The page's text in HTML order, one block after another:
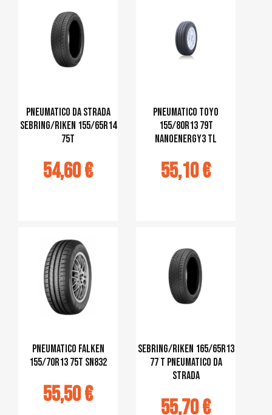
Pneumatico da strada
Sebring/Riken 155/65R14
75T
54,60 €
Pneumatico Toyo
155/80R13 79T
Nanoenergy3 TL
55,10 €
Pneumatico Falken
155/70R13 75T SN832
55,50 €
Sebring/Riken 165/65R13
77 T Pneumatico da
strada
55,70 €